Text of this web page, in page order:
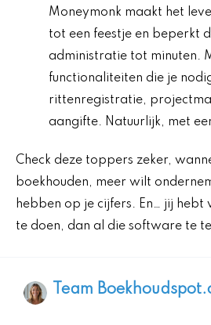
Moneymonk maakt het
tot een feestje en beperkt
administratie tot minuten.
functionaliteiten die je
rittenregistratie,
aangifte. Natuurlijk, met
Check deze toppers zeker,
boekhouden, meer wilt
hebben op je cijfers. En… jij
te doen, dan al die software te
Team